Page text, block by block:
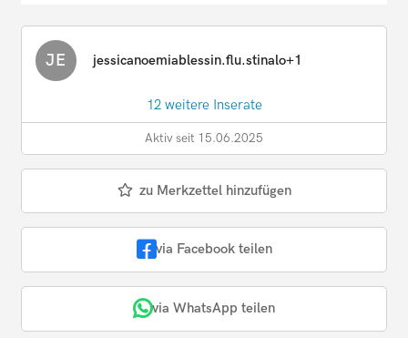
JE jessicanoemiablessin.flu.stinalo+1
12 weitere Inserate
Aktiv seit 15.06.2025
zu Merkzettel hinzufügen
via Facebook teilen
via WhatsApp teilen